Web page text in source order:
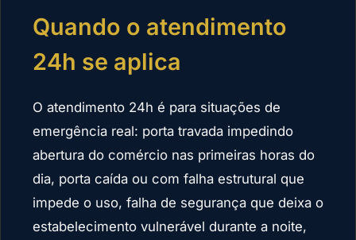
Quando o atendimento
24h se aplica
O atendimento 24h é para situações de
emergência real: porta travada impedindo
abertura do comércio nas primeiras horas do
dia, porta caída ou com falha estrutural que
impede o uso, falha de segurança que deixa o
estabelecimento vulnerável durante a noite,